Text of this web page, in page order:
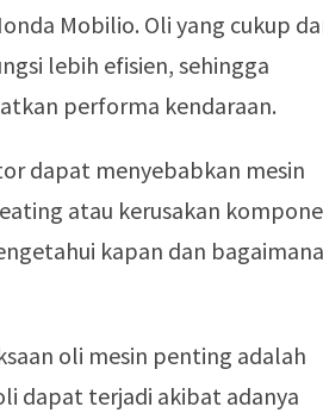
Mobilio. Oli yang cukup
lebih efisien, sehingga
performa kendaraan.
dapat menyebabkan mesin
atau kerusakan
kapan dan bagaimana
oli mesin penting adalah
dapat terjadi akibat adanya